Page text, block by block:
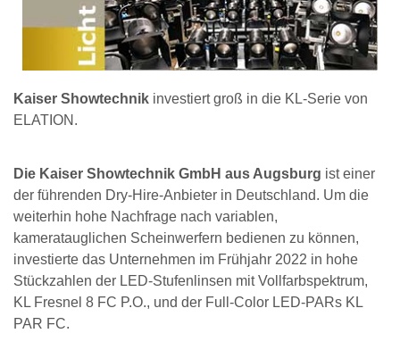
Kaiser Showtechnik investiert groß in die KL-Serie von
ELATION.
Die Kaiser Showtechnik GmbH aus Augsburg ist einer
der führenden Dry-Hire-Anbieter in Deutschland. Um die
weiterhin hohe Nachfrage nach variablen,
kameratauglichen Scheinwerfern bedienen zu können,
investierte das Unternehmen im Frühjahr 2022 in hohe
Stückzahlen der LED-Stufenlinsen mit Vollfarbspektrum,
KL Fresnel 8 FC P.O., und der Full-Color LED-PARs KL
PAR FC.